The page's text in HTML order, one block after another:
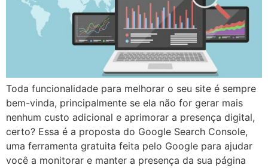
Toda funcionalidade para melhorar o seu site é sempre
bem-vinda, principalmente se ela não for gerar mais
nenhum custo adicional e aprimorar a presença digital,
certo? Essa é a proposta do Google Search Console,
uma ferramenta gratuita feita pelo Google para ajudar
você a monitorar e manter a presença da sua página